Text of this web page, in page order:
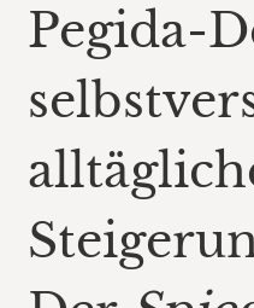
Pegida-